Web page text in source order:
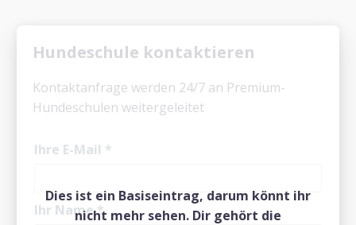
Dies ist ein Basiseintrag, darum könnt ihr
nicht mehr sehen. Dir gehört die
Hundeschule kontaktieren
Kontaktanfrage werden 24/7 an Premium-
Hundeschulen weitergeleitet
Ihre E-Mail *
Ihr Name*